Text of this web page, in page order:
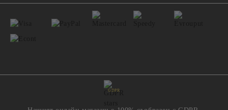
GDPR